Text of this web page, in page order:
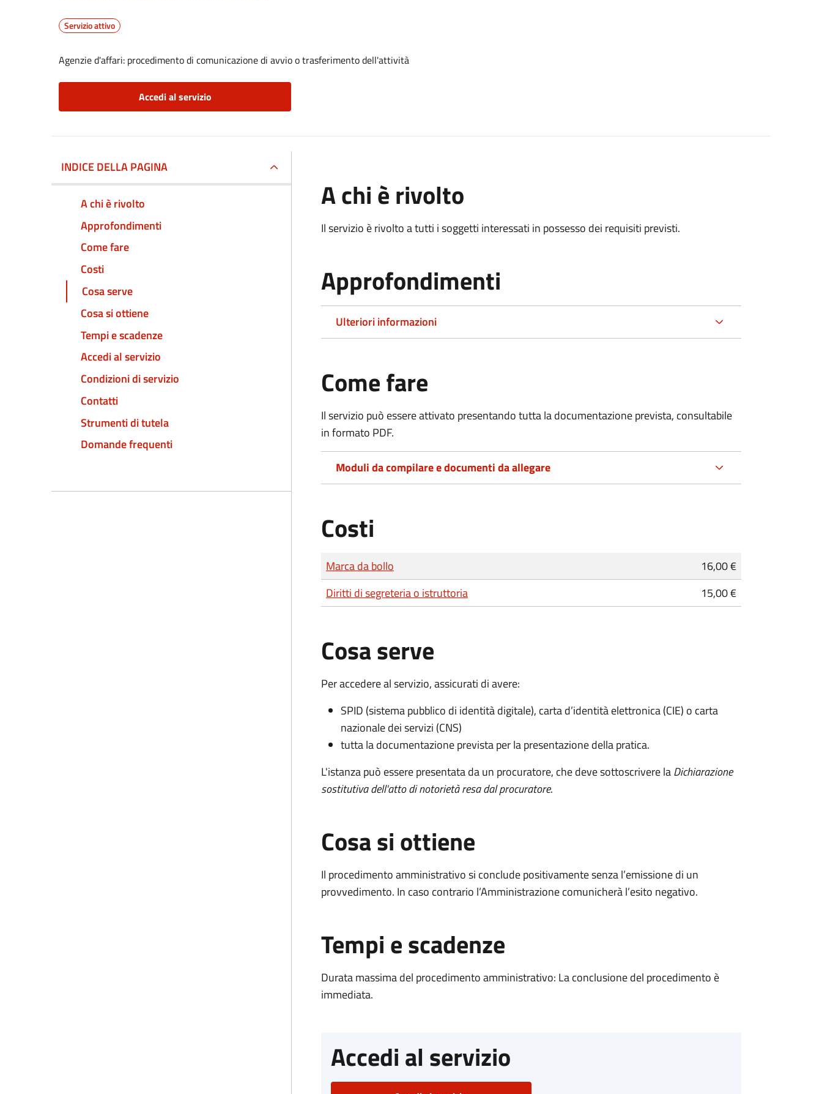
Servizio attivo
Agenzie d'affari: procedimento di comunicazione di avvio o trasferimento dell'attività
Accedi al servizio
INDICE DELLA PAGINA
A chi è rivolto
Approfondimenti
Come fare
Costi
Cosa serve
Cosa si ottiene
Tempi e scadenze
Accedi al servizio
Condizioni di servizio
Contatti
Strumenti di tutela
Domande frequenti
A chi è rivolto
Il servizio è rivolto a tutti i soggetti interessati in possesso dei requisiti previsti.
Approfondimenti
Ulteriori informazioni
Come fare
Il servizio può essere attivato presentando tutta la documentazione prevista, consultabile
in formato PDF.
Moduli da compilare e documenti da allegare
Costi
Tipo di pagamento
Importo
Marca da bollo
16,00 €
Diritti di segreteria o istruttoria
15,00 €
Cosa serve
Per accedere al servizio, assicurati di avere:
SPID (sistema pubblico di identità digitale), carta d’identità elettronica (CIE) o carta
nazionale dei servizi (CNS)
tutta la documentazione prevista per la presentazione della pratica.
L'istanza può essere presentata da un procuratore, che deve sottoscrivere laDichiarazione
sostitutiva dell'atto di notorietà resa dal procuratore.
Cosa si ottiene
Il procedimento amministrativo si conclude positivamente senza l’emissione di un
provvedimento. In caso contrario l’Amministrazione comunicherà l’esito negativo.
Tempi e scadenze
Durata massima del procedimento amministrativo: La conclusione del procedimento è
immediata.
Accedi al servizio